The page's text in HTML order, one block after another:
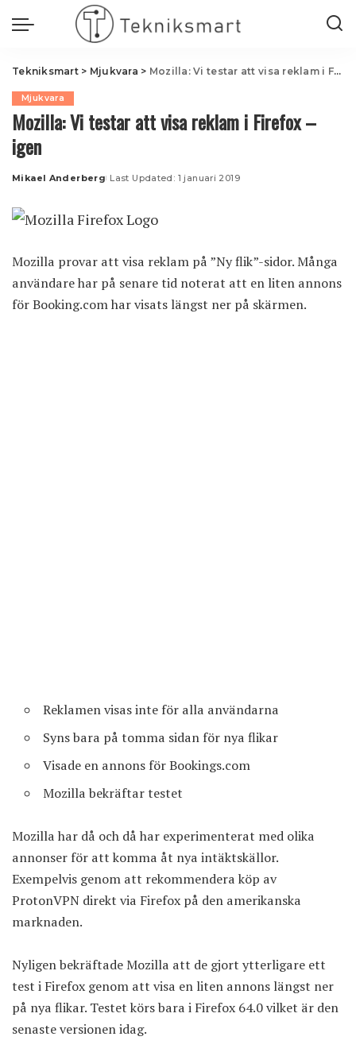
Tekniksmart> Mjukvara > Mozilla: Vi testar att visa reklam i Firefox – igen
Mjukvara
Mozilla: Vi testar att visa reklam i Firefox –
igen
Posted
Mikael Anderberg Last Updated: 1 januari 2019
Mozilla provar att visa reklam på ”Ny flik”-sidor. Många
användare har på senare tid noterat att en liten annons
för Booking.com har visats längst ner på skärmen.
Reklamen visas inte för alla användarna
Syns bara på tomma sidan för nya flikar
Visade en annons för Bookings.com
Mozilla bekräftar testet
Mozilla har då och då har experimenterat med olika
annonser för att komma åt nya intäktskällor.
Exempelvis genom att rekommendera köp av
ProtonVPN direkt via Firefox på den amerikanska
marknaden.
Nyligen bekräftade Mozilla att de gjort ytterligare ett
test i Firefox genom att visa en liten annons längst ner
på nya flikar. Testet körs bara i Firefox 64.0 vilket är den
senaste versionen idag.